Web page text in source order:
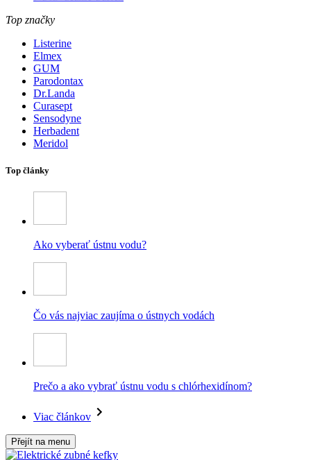
Top značky
Listerine
Elmex
GUM
Parodontax
Dr.Landa
Curasept
Sensodyne
Herbadent
Meridol
Top články
Ako vyberať ústnu vodu?
Čo vás najviac zaujíma o ústnych vodách
Prečo a ako vybrať ústnu vodu s chlórhexidínom?
Viac článkov
Přejít na menu